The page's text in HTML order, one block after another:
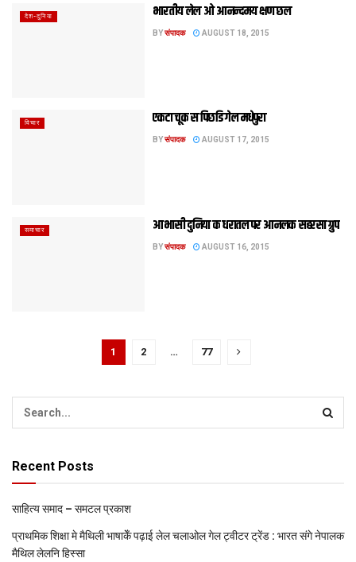
देश-दुनिया भारतीय लेल ओ आनन्दमय क्षण छल
BYसंपादक AUGUST 18, 2015
विचार एकटा चूक स पिछडि गेल मधेपुरा
BYसंपादक AUGUST 17, 2015
समाचार आभासी दुनिया क धरातल पर आनलक सहरसा ग्रुप
BYसंपादक AUGUST 16, 2015
1 2 … 77
Recent Posts
साहित्य समाद – समटल प्रकाश
प्राथमिक शि‍क्षा मे मैथि‍ली भाषाकेँ पढ़ाई लेल चलाओल गेल ट्वीटर ट्रेंड : भारत संगे नेपालक
मैथिल लेलनि हिस्सा